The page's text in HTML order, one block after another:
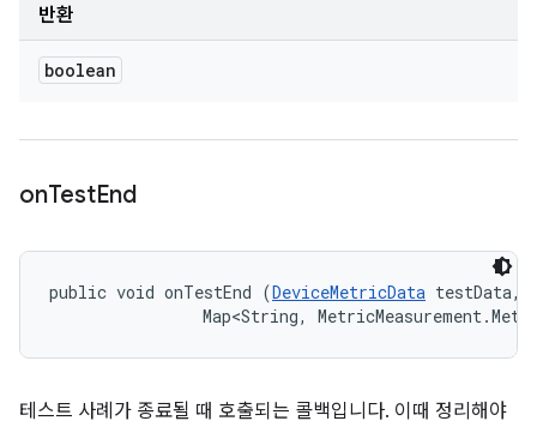
반환
boolean
onTestEnd
public void onTestEnd (DeviceMetricData testData,
Map<String,
테스트 사례가 종료될 때 호출되는 콜백입니다. 이때 정리해야